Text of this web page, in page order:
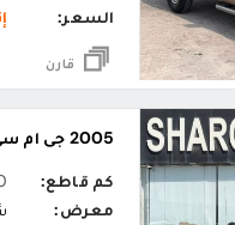
السعر:
قارن
2005 جي ام سي سييرا 1500 غمارة واحدة
كم قاطع:
معرض: